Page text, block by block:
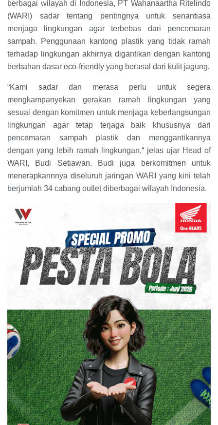
berbagai wilayah di Indonesia, PT Wahanaartha Ritelindo
(WARI) sadar tentang pentingnya untuk senantiasa
menjaga lingkungan agar terbebas dari pencemaran
sampah. Penggunaan kantong plastik yang tidak ramah
terhadap lingkungan akhirnya digantikan dengan kantong
berbahan dasar eco-friendly yang berasal dari kulit jagung.
“Kami sadar dan merasa perlu untuk segera
mengkampanyekan gerakan ramah lingkungan yang
sesuai dengan komitmen untuk menjaga keberlangsungan
lingkungan agar tetap terjaga baik khususnya dari
pencemaran sampah plastik dan menggantikannya
dengan yang lebih ramah lingkungan,“ jelas ujar Head of
WARI, Budi Setiawan. Budi juga berkomitmen untuk
menerapkannnya diseluruh jaringan WARI yang kini telah
berjumlah 34 cabang outlet diberbagai wilayah Indonesia.